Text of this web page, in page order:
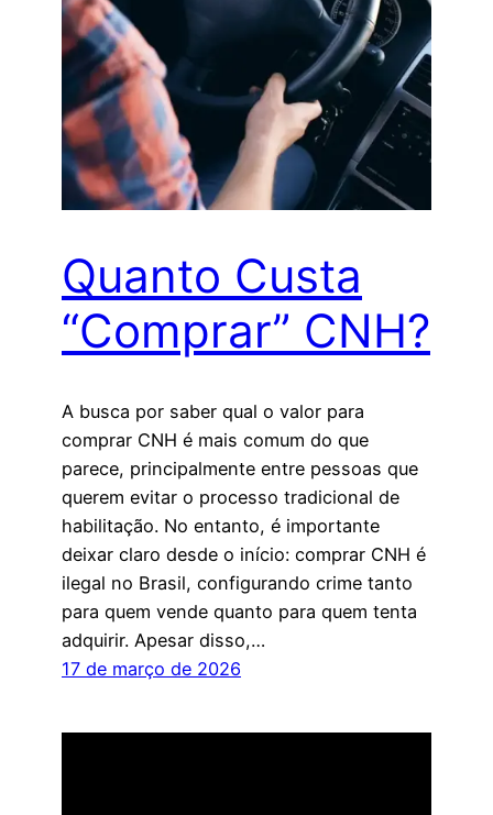
Quanto Custa
“Comprar” CNH?
A busca por saber qual o valor para
comprar CNH é mais comum do que
parece, principalmente entre pessoas que
querem evitar o processo tradicional de
habilitação. No entanto, é importante
deixar claro desde o início: comprar CNH é
ilegal no Brasil, configurando crime tanto
para quem vende quanto para quem tenta
adquirir. Apesar disso,…
17 de março de 2026